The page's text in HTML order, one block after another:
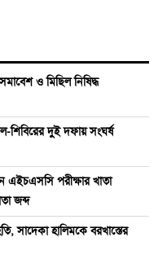
ও মিছিল নিষিদ্ধ
শিবিরের দুই দফায় সংঘর্ষ
এইচএসসি পরীক্ষার খাতা
জব্দ
সাদেকা হালিমকে বরখাস্তের